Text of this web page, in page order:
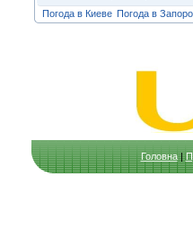
Погода в Киеве Погода в
Головна|